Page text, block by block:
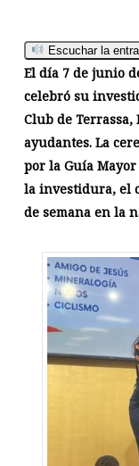
Escuchar la
El día 7 de junio
celebró su
Club de Terrassa,
ayudantes. La
por la Guía
la investidura, el
de semana en la